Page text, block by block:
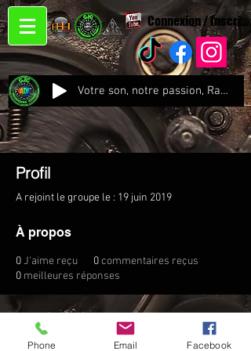
Connexion /
Votre son, notre passion, Radio CJC Recording Studio , là où chaque note prend vie !
Profil
A rejoint le groupe le : 19 juin 2019
À propos
0J'aime reçu 0commentaires reçus
0 meilleures réponses
Phone Email Facebook